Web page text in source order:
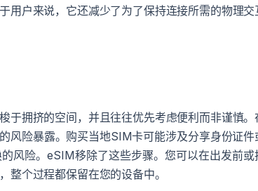
用户来说，它还减少了为了保持连接所需的物理交
于拥挤的空间，并且往往优先考虑便利而非谨慎。
风险暴露。购买当地SIM卡可能涉及分享身份证件
风险。eSIM移除了这些步骤。您可以在出发前或
整个过程都保留在您的设备中。